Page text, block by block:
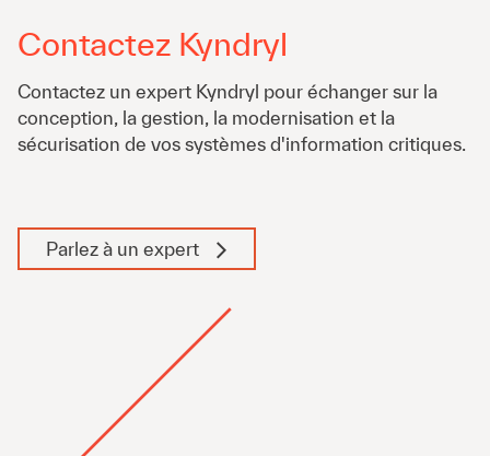
Contactez Kyndryl
Contactez un expert Kyndryl pour échanger sur la
conception, la gestion, la modernisation et la
sécurisation de vos systèmes d'information critiques.
Parlez à un expert